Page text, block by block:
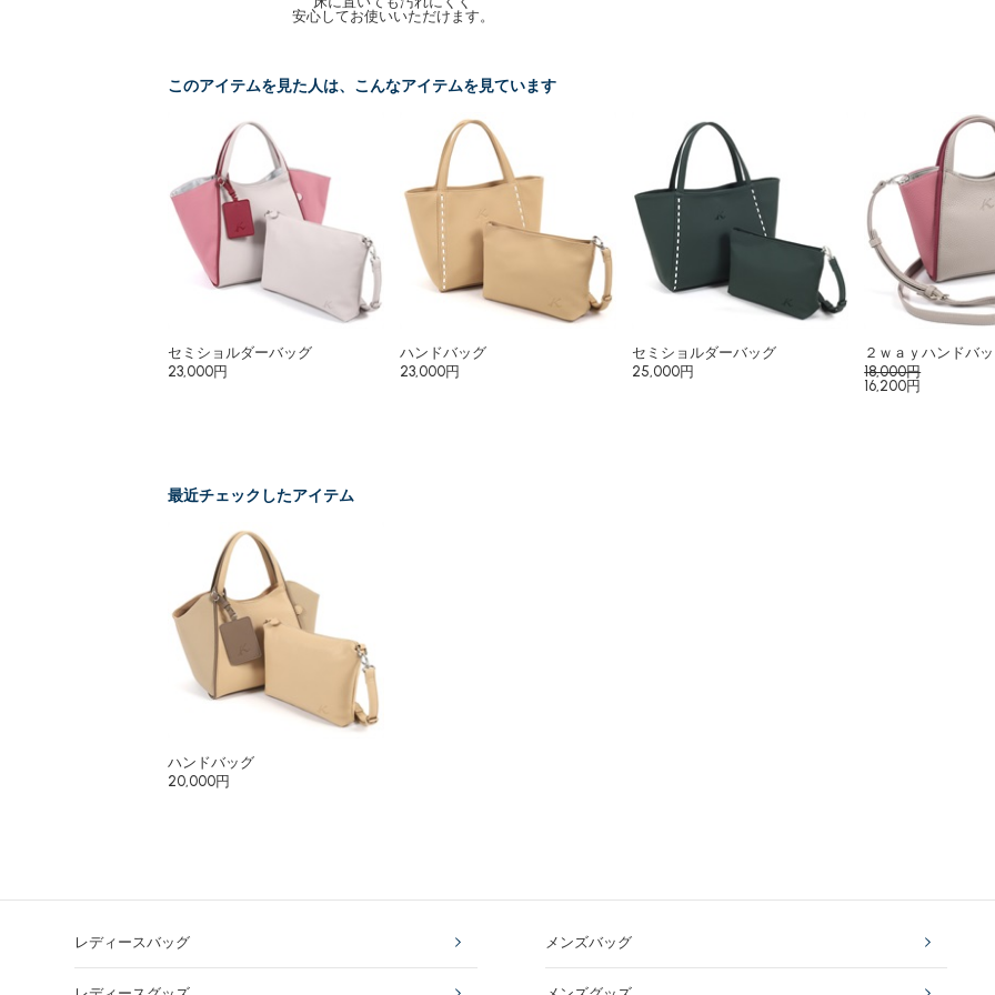
安心してお使いいただけます。
このアイテムを見た人は、こんなアイテムを見ています
セミショルダーバッグ
23,000円
ハンドバッグ
23,000円
セミショルダーバッグ
25,000円
２ｗａｙハンドバ
18,000円
16,200円
最近チェックしたアイテム
ハンドバッグ
20,000円
レディースバッグ メンズバッグ